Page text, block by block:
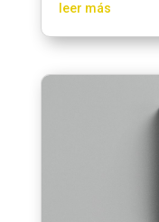
leer más